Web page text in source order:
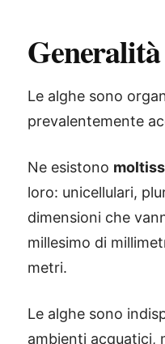
Generalità
Le alghe sono
prevalentemente
Ne esistono
loro: unicellulari,
dimensioni che
millesimo di
metri.
Le alghe sono
ambienti acquatici,